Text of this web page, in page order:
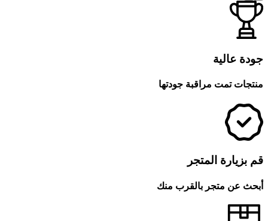
عالية
تمت مراقبة جودتها
المتجر
عن متجر بالقرب منك